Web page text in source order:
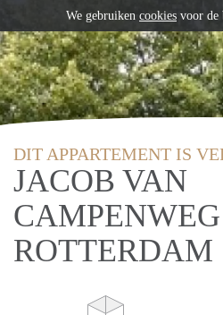
DIT APPARTEMENT IS
JACOB VAN
ROTTERDAM
We gebruiken cookies voor de